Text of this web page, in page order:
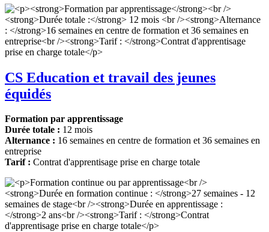
CS Education et travail des jeunes
équidés
Formation par apprentissage
Durée totale : 12 mois
Alternance : 16 semaines en centre de formation et 36 semaines en
entreprise
Tarif : Contrat d'apprentisage prise en charge totale